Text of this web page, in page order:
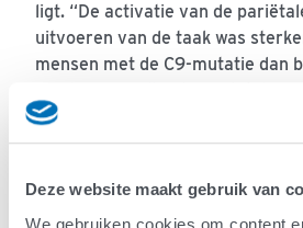
Deze website maakt gebruik van
We gebruiken cookies om content
ligt. “De activatie van de pariëta
uitvoeren van de taak was
mensen met de C9-mutatie dan
reactietijd tijdens de taak voor
precies hetzelfde waren. Stefan
onderzocht of er een verband is
veranderde hersenactiviteit en